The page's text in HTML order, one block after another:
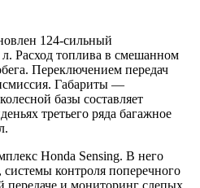
124-сильный
Расход топлива в смешанном
Переключением передач
Габариты —
базы составляет
третьего ряда багажное
Honda Sensing. В него
контроля поперечного
передаче и мониторинг слепых